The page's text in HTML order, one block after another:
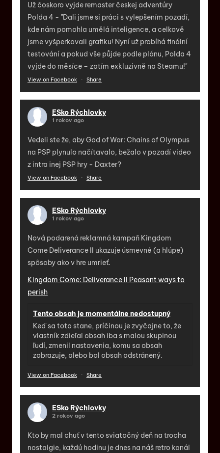
Už čoskoro vyjde remaster českej adventúry
Polda 4 - "Dali jsme si práci s vylepšením pozadí,
kde nám pomohla umělá inteligence, a celkově
jsme vyšperkovali grafiku! Nyní už probíhá finální
testování a pokud vše půjde podle plánu, Polda 4
vyjde do měsíce – zatím exkluzivně na Steamu!"
View on Facebook · Share
ESko Rýchlovky
1 rokov ago
Vedeli ste že, aby God of War: Chains of Olympus
na PSP plynulo načítavalo, bežalo v pozadí video
z intra inej PSP hry - Daxter?
View on Facebook · Share
ESko Rýchlovky
1 rokov ago
Nová podarená reklamná kampaň Kingdom
Come Deliverance II ukazuje úsmevné (a hlúpe)
spôsoby ako v hre umrieť.
Kingdom Come: Deliverance II Peasant ways to
perish
Tento obsah je momentálne nedostupný
Keď sa toto stane, príčinou je zvyčajne to, že
vlastník zdieľal obsah iba s malou skupinou
ľudí, zmenil nastavenia, komu sa obsah
zobrazuje, alebo bol obsah odstránený.
View on Facebook · Share
ESko Rýchlovky
2 rokov ago
Kto by mal chuť v tento sviatočný deň na trocha
nostalgie, každú hodinu je dnes na náš retro kanál